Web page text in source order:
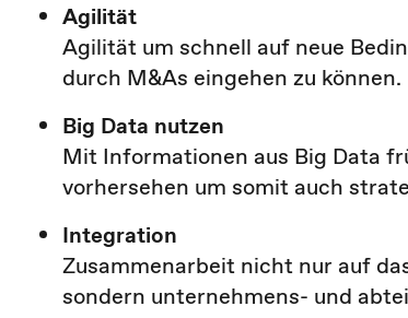
Agilität
Agilität um schnell auf neue
durch M&As eingehen zu können.
Big Data nutzen
Mit Informationen aus Big Data
vorhersehen um somit auch
Integration
Zusammenarbeit nicht nur auf
sondern unternehmens- und